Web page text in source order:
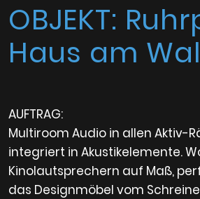
OBJEKT:
Haus am
AUFTRAG:
Multiroom Audio in allen Aktiv-
integriert in Akustikelemente.
Kinolautsprechern auf Maß,
das Designmöbel vom